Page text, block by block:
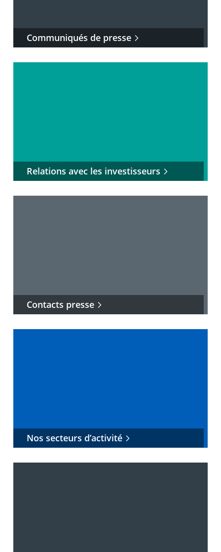
Communiqués de presse
Relations avec les investisseurs
Contacts presse
Nos secteurs d’activité